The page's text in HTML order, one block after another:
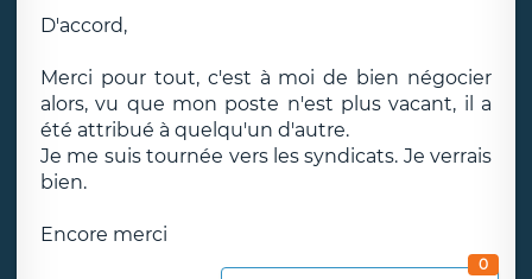
D'accord,
Merci pour tout, c'est à moi de bien négocier
alors, vu que mon poste n'est plus vacant, il a
été attribué à quelqu'un d'autre.
Je me suis tournée vers les syndicats. Je verrais
bien.
Encore merci
0